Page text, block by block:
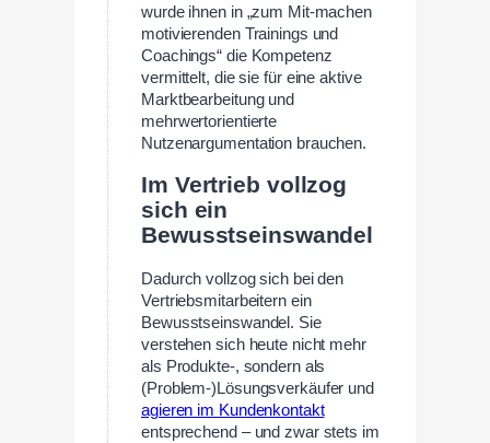
wurde ihnen in „zum Mit-machen
motivierenden Trainings und
Coachings“ die Kompetenz
vermittelt, die sie für eine aktive
Marktbearbeitung und
mehrwertorientierte
Nutzenargumentation brauchen.
Im Vertrieb vollzog
sich ein
Bewusstseinswandel
Dadurch vollzog sich bei den
Vertriebsmitarbeitern ein
Bewusstseinswandel. Sie
verstehen sich heute nicht mehr
als Produkte-, sondern als
(Problem-)Lösungsverkäufer und
agieren im Kundenkontakt
entsprechend – und zwar stets im